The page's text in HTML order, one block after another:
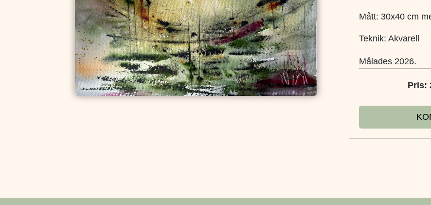
Mått: 30x40 cm
Teknik: Akvarell
Målades 2026.
Pris: